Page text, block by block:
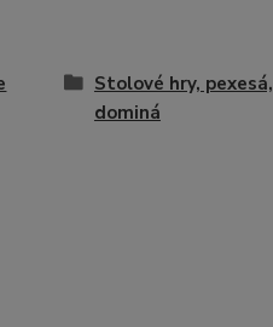
Stolové hry, pexesá,
dominá